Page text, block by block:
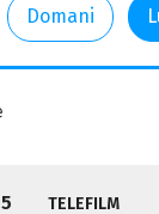
Domani
TELEFILM